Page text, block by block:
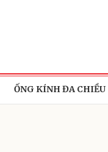
ỐNG KÍNH ĐA CHIỀU